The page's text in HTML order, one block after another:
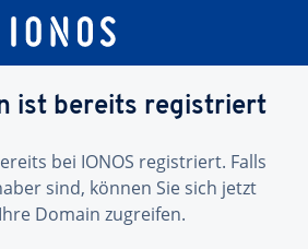
ist bereits registriert
bei IONOS registriert. Falls
sind, können Sie sich jetzt
Domain zugreifen.